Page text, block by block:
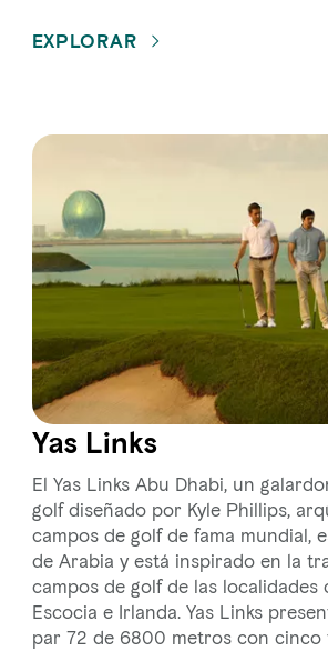
EXPLORAR
Yas Links
El Yas Links Abu Dhabi, un
golf diseñado por Kyle Phillips,
campos de golf de fama mundial,
de Arabia y está inspirado en la
campos de golf de las localidades
Escocia e Irlanda. Yas Links
par 72 de 6800 metros con cinco